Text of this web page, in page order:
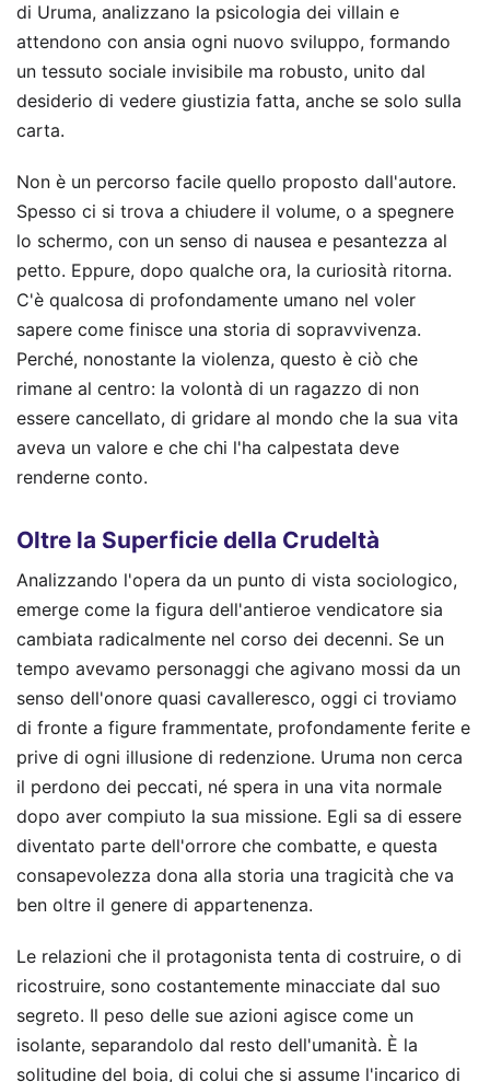
di Uruma, analizzano la psicologia dei villain e
attendono con ansia ogni nuovo sviluppo, formando
un tessuto sociale invisibile ma robusto, unito dal
desiderio di vedere giustizia fatta, anche se solo sulla
carta.
Non è un percorso facile quello proposto dall'autore.
Spesso ci si trova a chiudere il volume, o a spegnere
lo schermo, con un senso di nausea e pesantezza al
petto. Eppure, dopo qualche ora, la curiosità ritorna.
C'è qualcosa di profondamente umano nel voler
sapere come finisce una storia di sopravvivenza.
Perché, nonostante la violenza, questo è ciò che
rimane al centro: la volontà di un ragazzo di non
essere cancellato, di gridare al mondo che la sua vita
aveva un valore e che chi l'ha calpestata deve
renderne conto.
Oltre la Superficie della Crudeltà
Analizzando l'opera da un punto di vista sociologico,
emerge come la figura dell'antieroe vendicatore sia
cambiata radicalmente nel corso dei decenni. Se un
tempo avevamo personaggi che agivano mossi da un
senso dell'onore quasi cavalleresco, oggi ci troviamo
di fronte a figure frammentate, profondamente ferite e
prive di ogni illusione di redenzione. Uruma non cerca
il perdono dei peccati, né spera in una vita normale
dopo aver compiuto la sua missione. Egli sa di essere
diventato parte dell'orrore che combatte, e questa
consapevolezza dona alla storia una tragicità che va
ben oltre il genere di appartenenza.
Le relazioni che il protagonista tenta di costruire, o di
ricostruire, sono costantemente minacciate dal suo
segreto. Il peso delle sue azioni agisce come un
isolante, separandolo dal resto dell'umanità. È la
solitudine del boia, di colui che si assume l'incarico di